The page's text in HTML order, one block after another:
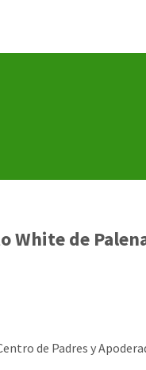
White de
de Padres y